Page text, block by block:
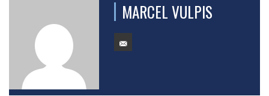
MARCEL VULPIS